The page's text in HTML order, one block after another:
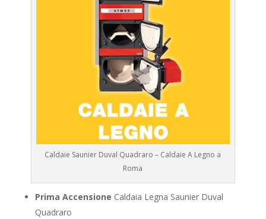
Caldaie Saunier Duval Quadraro – Caldaie A Legno a
Roma
Prima Accensione Caldaia Legna Saunier Duval
Quadraro